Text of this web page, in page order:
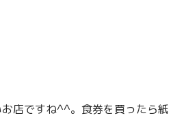
店ですね^^。食券を買ったら紙